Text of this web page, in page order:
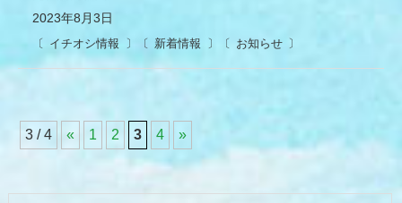
2023年8月3日
イチオシ情報 新着情報 お知らせ
3 / 4 « 1 2 3 4
»